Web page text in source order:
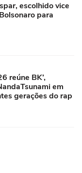
escolhido vice
para
reúne BK’,
em
gerações do rap